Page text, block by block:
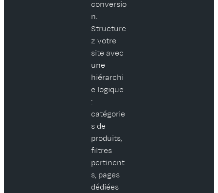
conversio
n.
Structure
z votre
site avec
une
hiérarchi
e logique
:
catégorie
s de
produits,
filtres
pertinent
s, pages
dédiées